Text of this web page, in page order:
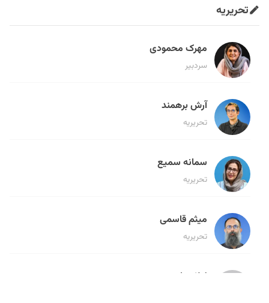
تحریریه
مهرک محمودی
سردبیر
آرش برهمند
تحریریه
سمانه سمیع
تحریریه
میثم قاسمی
تحریریه
لیلا حنارود